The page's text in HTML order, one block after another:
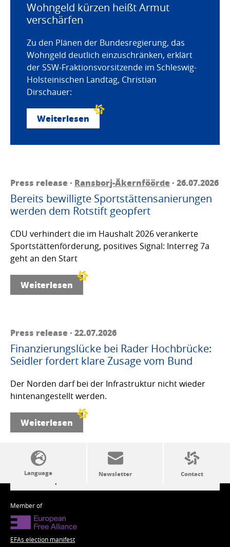
Wohngeld kürzen heißt Armut
verschärfen
Zu den Plänen der Bundesregierung, das
Wohngeld deutlich einzuschränken, erklärt
der SSW-Fraktionsvorsitzende im Schleswig-
Holsteinischen Landtag, Christian
Dirschauer:
Weiterlesen
Press release · Ransborj-Äkernföörde· 26.07.2026
Bereits bewilligte Sportstättensanierungen
werden dem Rotstift geopfert
CDU verhindert die im Haushalt 2026 verankerte
Sportstättenförderung, positives Signal: Interreg 7a
geht an den Start
Weiterlesen
Press release · 22.07.2026
Finanzierungslücke bei Rader Hochbrücke:
Seidler fordert klare Zusage vom Bund
Der Norden darf bei der Infrastruktur nicht wieder
hintenangestellt werden.
Weiterlesen
SSW politics from A to Z
Member of
EFAs election manifest